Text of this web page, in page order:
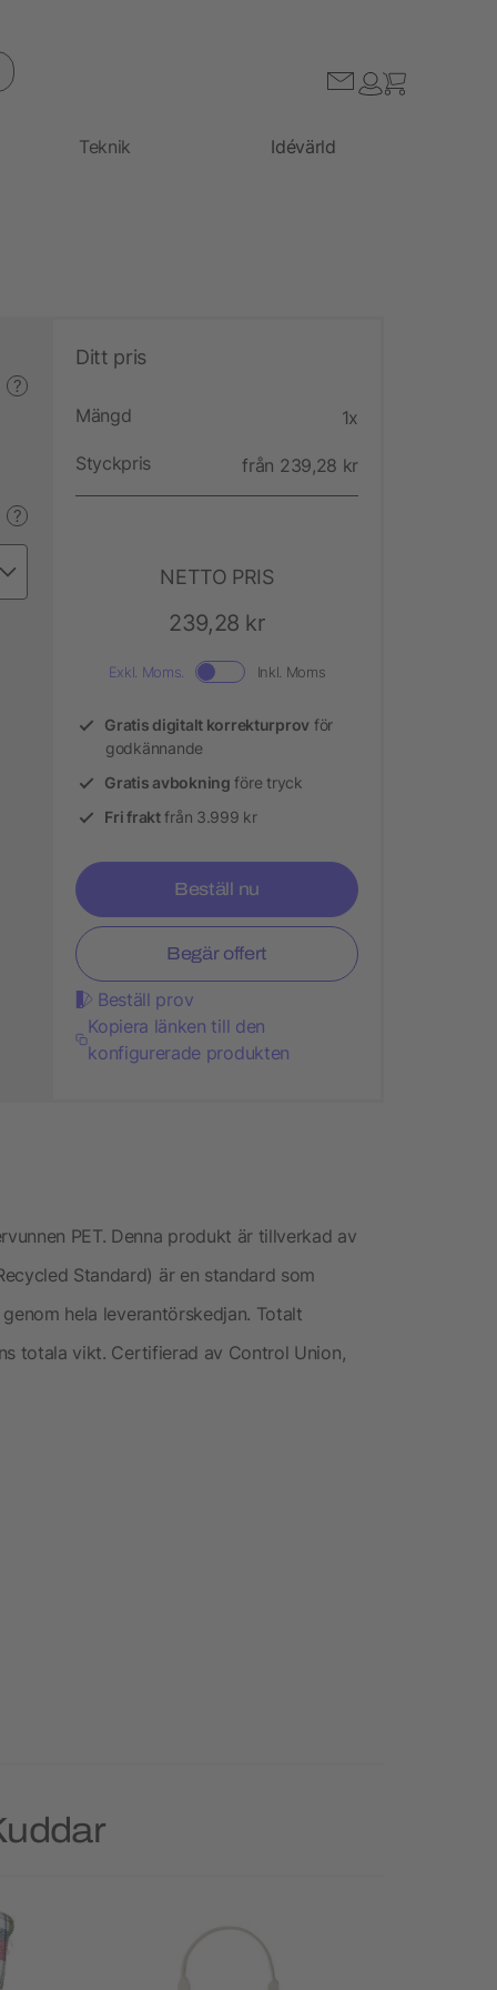
Teknik Idévärld
?
?
Ditt pris
Mängd 1x
Styckpris från 239,28 kr
NETTO PRIS
239,28 kr
Exkl. Moms. Inkl. Moms
Gratis digitalt korrekturprov för
godkännande
Gratis avbokning före tryck
Fri fraktfrån 3.999 kr
Beställ nu
Begär offert
Beställ prov
Kopiera länken till den
konfigurerade produkten
PET. Denna produkt är tillverkad av
Standard) är en standard som
hela leverantörskedjan. Totalt
totala vikt. Certifierad av Control Union,